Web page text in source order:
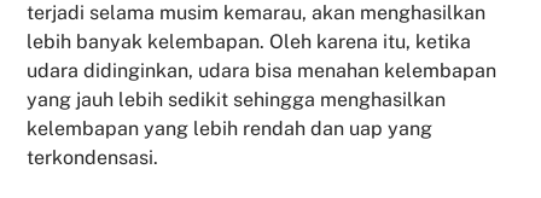
terjadi selama musim kemarau, akan menghasilkan
lebih banyak kelembapan. Oleh karena itu, ketika
udara didinginkan, udara bisa menahan kelembapan
yang jauh lebih sedikit sehingga menghasilkan
kelembapan yang lebih rendah dan uap yang
terkondensasi.